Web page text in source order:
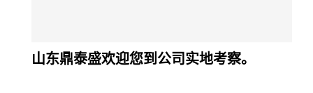
山东鼎泰盛欢迎您到公司实地考察。